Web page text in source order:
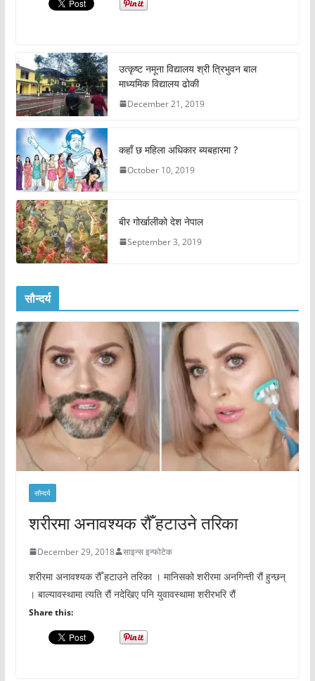
उत्कृष्ट नमूना विद्यालय श्री त्रिभुवन बाल
माध्यमिक विद्यालय ढोकी
December 21, 2019
कहाँ छ महिला अधिकार ब्यबहारमा ?
October 10, 2019
बीर गोर्खालीको देश नेपाल
September 3, 2019
सौन्दर्य
सौन्दर्य
शरीरमा अनावश्यक रौँ हटाउने तरिका
December 29, 2018 साइन्स इन्फोटेक
शरीरमा अनावश्यक रौँ हटाउने तरिका । मानिसको शरीरमा अनगिन्ती रौं हुन्छन्
। बाल्यावस्थामा त्यति रौं नदेखिए पनि युवावस्थामा शरीरभरि रौं
Share this: